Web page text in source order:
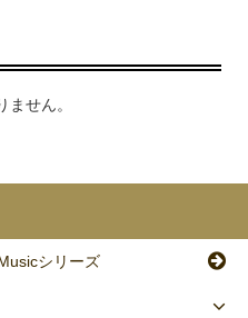
せん。
シリーズ